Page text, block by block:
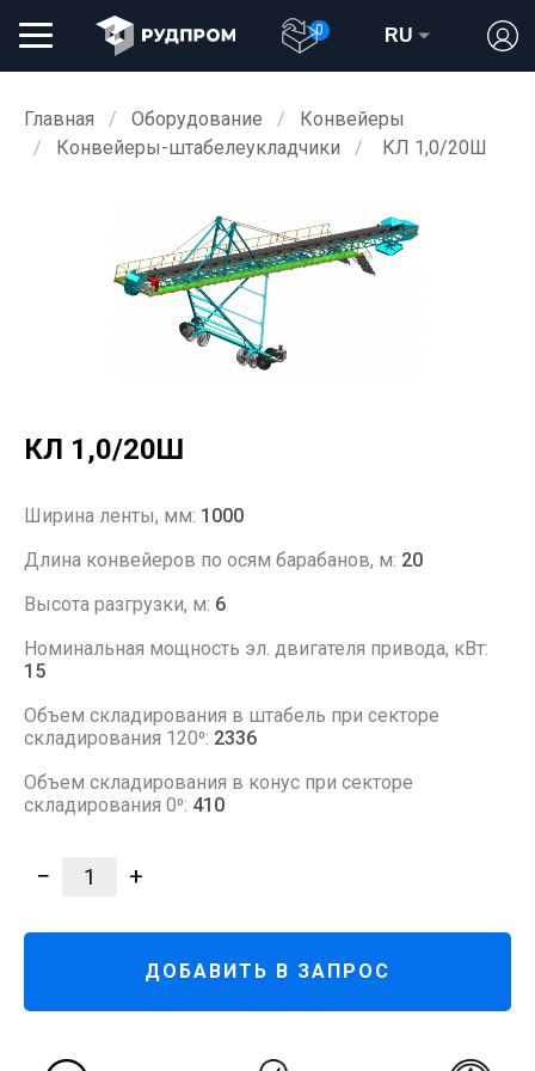
0 RU
Главная Оборудование
Конвейеры
Конвейеры-штабелеукладчики
КЛ 1,0/20Ш
КЛ 1,0/20Ш
Ширина ленты, мм: 1000
Длина конвейеров по осям барабанов, м: 20
Высота разгрузки, м: 6
Номинальная мощность эл. двигателя привода, кВт:
15
Объем складирования в штабель при секторе
складирования 120⁰: 2336
Объем складирования в конус при секторе
складирования 0⁰: 410
− 1 +
ДОБАВИТЬ В ЗАПРОС